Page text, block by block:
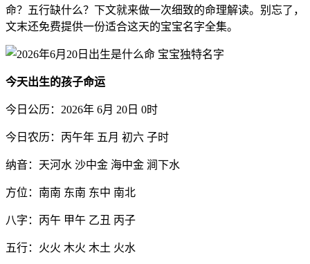
命？五行缺什么？下文就来做一次细致的命理解读。别忘了，
文末还免费提供一份适合这天的宝宝名字全集。
今天出生的孩子命运
今日公历：2026年 6月 20日 0时
今日农历：丙午年 五月 初六 子时
纳音：天河水 沙中金 海中金 涧下水
方位：南南 东南 东中 南北
八字：丙午 甲午 乙丑 丙子
五行：火火 木火 木土 火水